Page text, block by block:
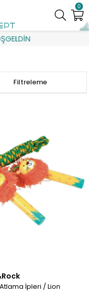
0
Filtreleme
İpleri / Lion